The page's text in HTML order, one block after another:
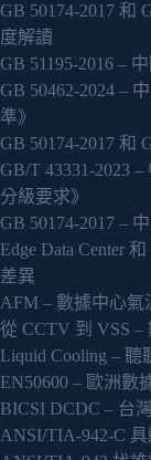
GB 50174-2017 和
度解讀
GB 51195-2016 –
GB 50462-2024 –
準》
GB 50174-2017 和
GB/T 43331-2023
分級要求》
GB 50174-2017 –
Edge Data Center
差異
AFM – 數據中心氣
從 CCTV 到 VSS
Liquid Cooling –
EN50600 – 歐洲數
BICSI DCDC – 台
ANSI/TIA-942-C